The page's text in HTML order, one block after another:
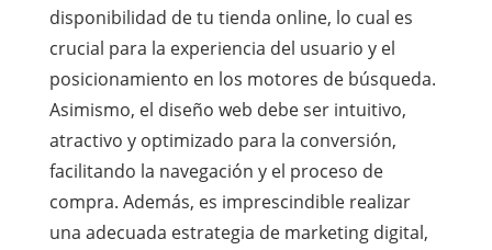
disponibilidad de tu tienda online, lo cual es
crucial para la experiencia del usuario y el
posicionamiento en los motores de búsqueda.
Asimismo, el diseño web debe ser intuitivo,
atractivo y optimizado para la conversión,
facilitando la navegación y el proceso de
compra. Además, es imprescindible realizar
una adecuada estrategia de marketing digital,